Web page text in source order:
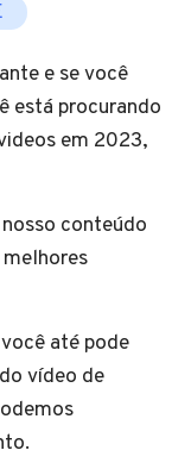
e se você
está procurando
em 2023,
conteúdo
até pode
vídeo de